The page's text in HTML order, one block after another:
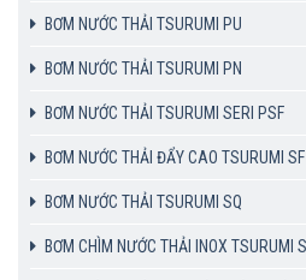
BƠM NƯỚC THẢI TSURUMI PU
BƠM NƯỚC THẢI TSURUMI PN
BƠM NƯỚC THẢI TSURUMI SERI PSF
BƠM NƯỚC THẢI ĐẨY CAO TSURUMI SF
BƠM NƯỚC THẢI TSURUMI SQ
BƠM CHÌM NƯỚC THẢI INOX TSURUMI